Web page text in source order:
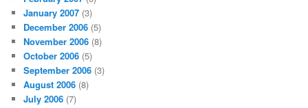
January 2007 (3)
December 2006 (5)
November 2006 (8)
October 2006 (5)
September 2006 (3)
August 2006 (8)
July 2006 (7)